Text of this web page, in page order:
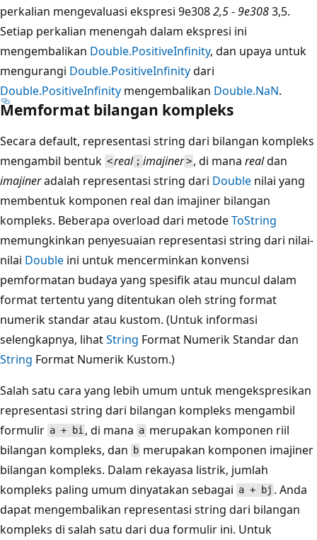
perkalian mengevaluasi ekspresi 9e3082,5 - 9e3083,5.
Setiap perkalian menengah dalam ekspresi ini
mengembalikan Double.PositiveInfinity, dan upaya untuk
mengurangi Double.PositiveInfinitydari
Double.PositiveInfinity mengembalikan Double.NaN.
Memformat bilangan kompleks
Secara default, representasi string dari bilangan kompleks
mengambil bentuk <real ; imajiner> , di manarealdan
imajineradalah representasi string dari Double nilai yang
membentuk komponen real dan imajiner bilangan
kompleks. Beberapa overload dari metodeToString
memungkinkan penyesuaian representasi string dari nilai-
nilai Double ini untuk mencerminkan konvensi
pemformatan budaya yang spesifik atau muncul dalam
format tertentu yang ditentukan oleh string format
numerik standar atau kustom. (Untuk informasi
selengkapnya, lihatString Format Numerik Standar dan
String Format Numerik Kustom.)
Salah satu cara yang lebih umum untuk mengekspresikan
representasi string dari bilangan kompleks mengambil
formulir a + bi , di mana amerupakan komponen riil
bilangan kompleks, dan
b merupakan komponen imajiner
bilangan kompleks. Dalam rekayasa listrik, jumlah
kompleks paling umum dinyatakan sebagai a + bj . Anda
dapat mengembalikan representasi string dari bilangan
kompleks di salah satu dari dua formulir ini. Untuk